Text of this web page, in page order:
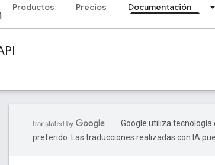
Productos Precios Documentación
Google utiliza
preferido. Las traducciones realizadas con IA